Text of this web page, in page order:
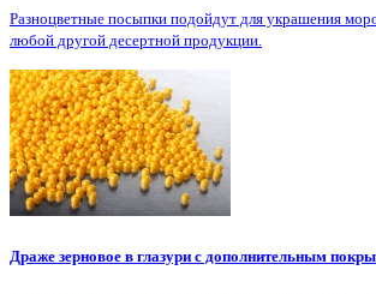
Разноцветные посыпки подойдут для украшения
любой другой десертной продукции.
Драже зерновое в глазури с дополнительным